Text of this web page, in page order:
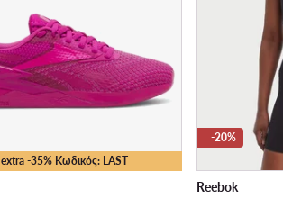
extra -35% Κωδικός: LAST
-20%
Reebok